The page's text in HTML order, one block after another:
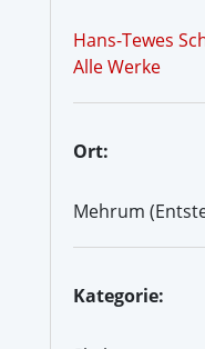
Hans-Tewes
Alle Werke
Ort:
Mehrum
Kategorie: